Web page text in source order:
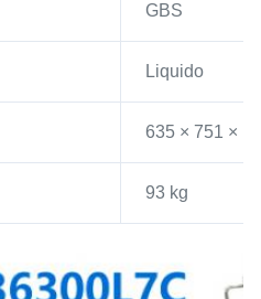
GBS
Liquido
635 × 751 ×
93 kg